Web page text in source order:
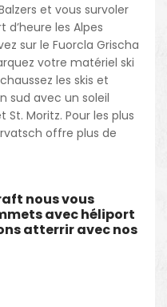
et vous survoler
les Alpes
sur le Fuorcla Grischa
votre matériel ski
les skis et
sud avec un soleil
Moritz. Pour les plus
offre plus de
nous vous
avec héliport
atterrir avec nos